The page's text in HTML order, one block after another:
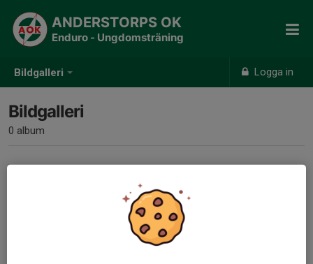
Bildgalleri Logga in
ANDERSTORPS OK
Enduro - Ungdomsträning
Bildgalleri
0 album
Inga album skapade